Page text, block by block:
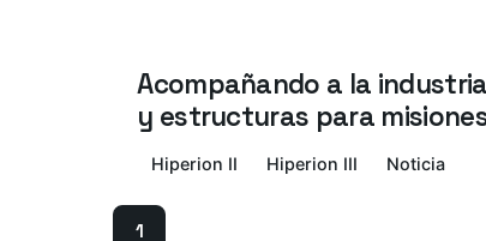
Acompañando a la
y estructuras para
Hiperion II Hiperion III Noticia
1